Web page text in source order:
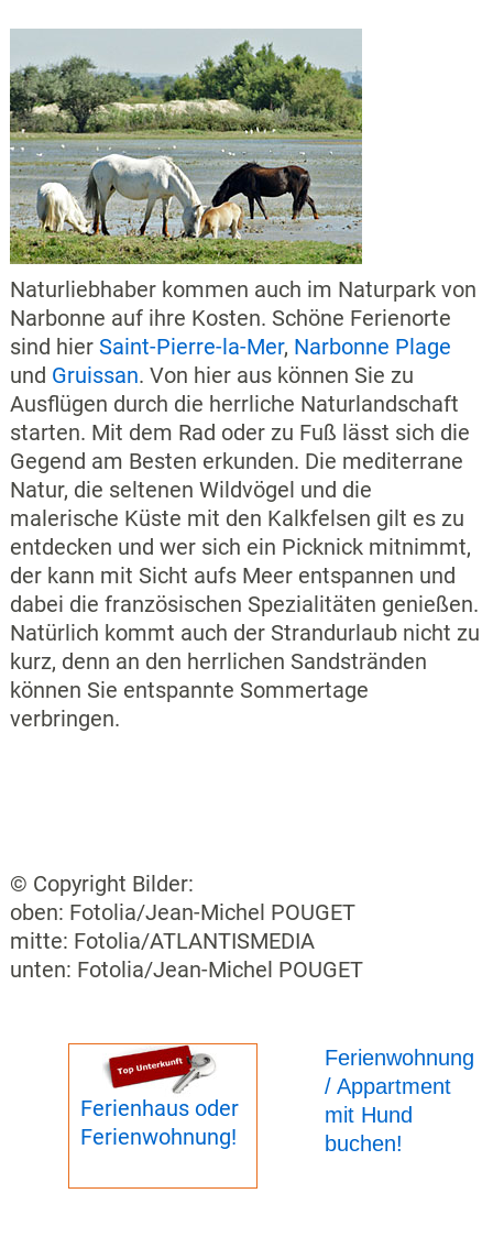
Naturliebhaber kommen auch im Naturpark von
Narbonne auf ihre Kosten. Schöne Ferienorte
sind hier Saint-Pierre-la-Mer, Narbonne Plage
und Gruissan. Von hier aus können Sie zu
Ausflügen durch die herrliche Naturlandschaft
starten. Mit dem Rad oder zu Fuß lässt sich die
Gegend am Besten erkunden. Die mediterrane
Natur, die seltenen Wildvögel und die
malerische Küste mit den Kalkfelsen gilt es zu
entdecken und wer sich ein Picknick mitnimmt,
der kann mit Sicht aufs Meer entspannen und
dabei die französischen Spezialitäten genießen.
Natürlich kommt auch der Strandurlaub nicht zu
kurz, denn an den herrlichen Sandstränden
können Sie entspannte Sommertage
verbringen.
© Copyright Bilder:
oben: Fotolia/Jean-Michel POUGET
mitte: Fotolia/ATLANTISMEDIA
unten: Fotolia/Jean-Michel POUGET
Ferienhaus oder
Ferienwohnung!
Ferienwohnung
/ Appartment
mit Hund
buchen!